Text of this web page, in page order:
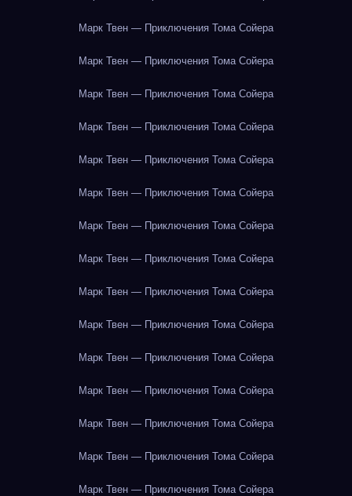
Марк Твен — Приключения Тома Сойера
Марк Твен — Приключения Тома Сойера
Марк Твен — Приключения Тома Сойера
Марк Твен — Приключения Тома Сойера
Марк Твен — Приключения Тома Сойера
Марк Твен — Приключения Тома Сойера
Марк Твен — Приключения Тома Сойера
Марк Твен — Приключения Тома Сойера
Марк Твен — Приключения Тома Сойера
Марк Твен — Приключения Тома Сойера
Марк Твен — Приключения Тома Сойера
Марк Твен — Приключения Тома Сойера
Марк Твен — Приключения Тома Сойера
Марк Твен — Приключения Тома Сойера
Марк Твен — Приключения Тома Сойера